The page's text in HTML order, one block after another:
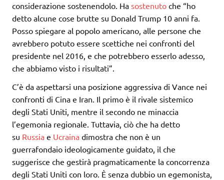
considerazione sostenendolo. Ha sostenuto che “ho
detto alcune cose brutte su Donald Trump 10 anni fa.
Posso spiegare al popolo americano, alle persone che
avrebbero potuto essere scettiche nei confronti del
presidente nel 2016, e che potrebbero esserlo adesso,
che abbiamo visto i risultati”.
C’è da aspettarsi una posizione aggressiva di Vance nei
confronti di Cina e Iran. Il primo è il rivale sistemico
degli Stati Uniti, mentre il secondo ne minaccia
l’egemonia regionale. Tuttavia, ciò che ha detto
su Russia e Ucraina dimostra che non è un
guerrafondaio ideologicamente guidato, il che
suggerisce che gestirà pragmaticamente la concorrenza
degli Stati Uniti con loro. È senza dubbio un egemonista,